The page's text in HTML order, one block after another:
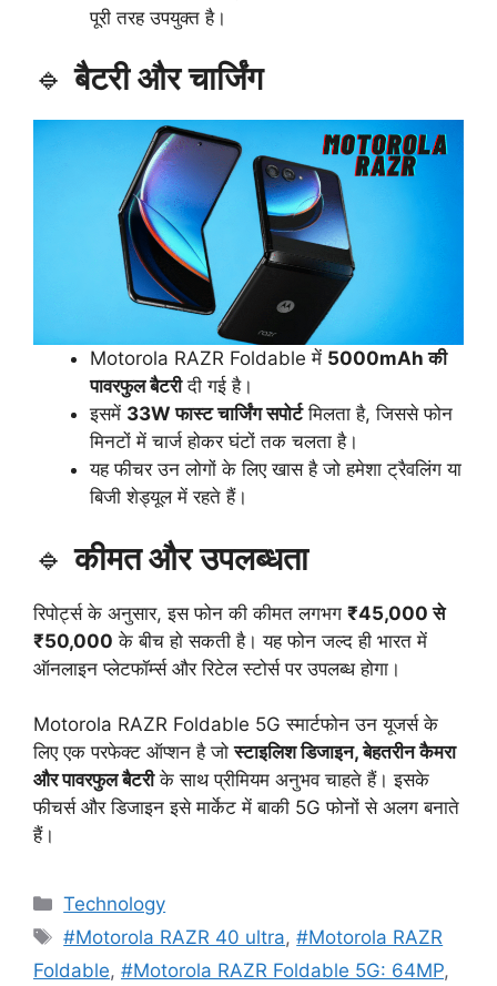
पूरी तरह उपयुक्त है।
🔹बैटरी और चार्जिंग
Motorola RAZR Foldable में 5000mAh की
पावरफुल बैटरीदी गई है।
इसमें 33W फास्ट चार्जिंग सपोर्टमिलता है, जिससे फोन
मिनटों में चार्ज होकर घंटों तक चलता है।
यह फीचर उन लोगों के लिए खास है जो हमेशा ट्रैवलिंग या
बिजी शेड्यूल में रहते हैं।
🔹कीमत और उपलब्धता
रिपोर्ट्स के अनुसार, इस फोन की कीमत लगभग ₹45,000 से
₹50,000 के बीच हो सकती है। यह फोन जल्द ही भारत में
ऑनलाइन प्लेटफॉर्म्स और रिटेल स्टोर्स पर उपलब्ध होगा।
Motorola RAZR Foldable 5G स्मार्टफोन उन यूजर्स के
लिए एक परफेक्ट ऑप्शन है जोस्टाइलिश डिजाइन, बेहतरीन कैमरा
और पावरफुल बैटरीके साथ प्रीमियम अनुभव चाहते हैं। इसके
फीचर्स और डिजाइन इसे मार्केट में बाकी 5G फोनों से अलग बनाते
हैं।
Categories
Technology
Tags
#Motorola RAZR 40 ultra,#Motorola RAZR
Foldable, #Motorola RAZR Foldable 5G: 64MP,